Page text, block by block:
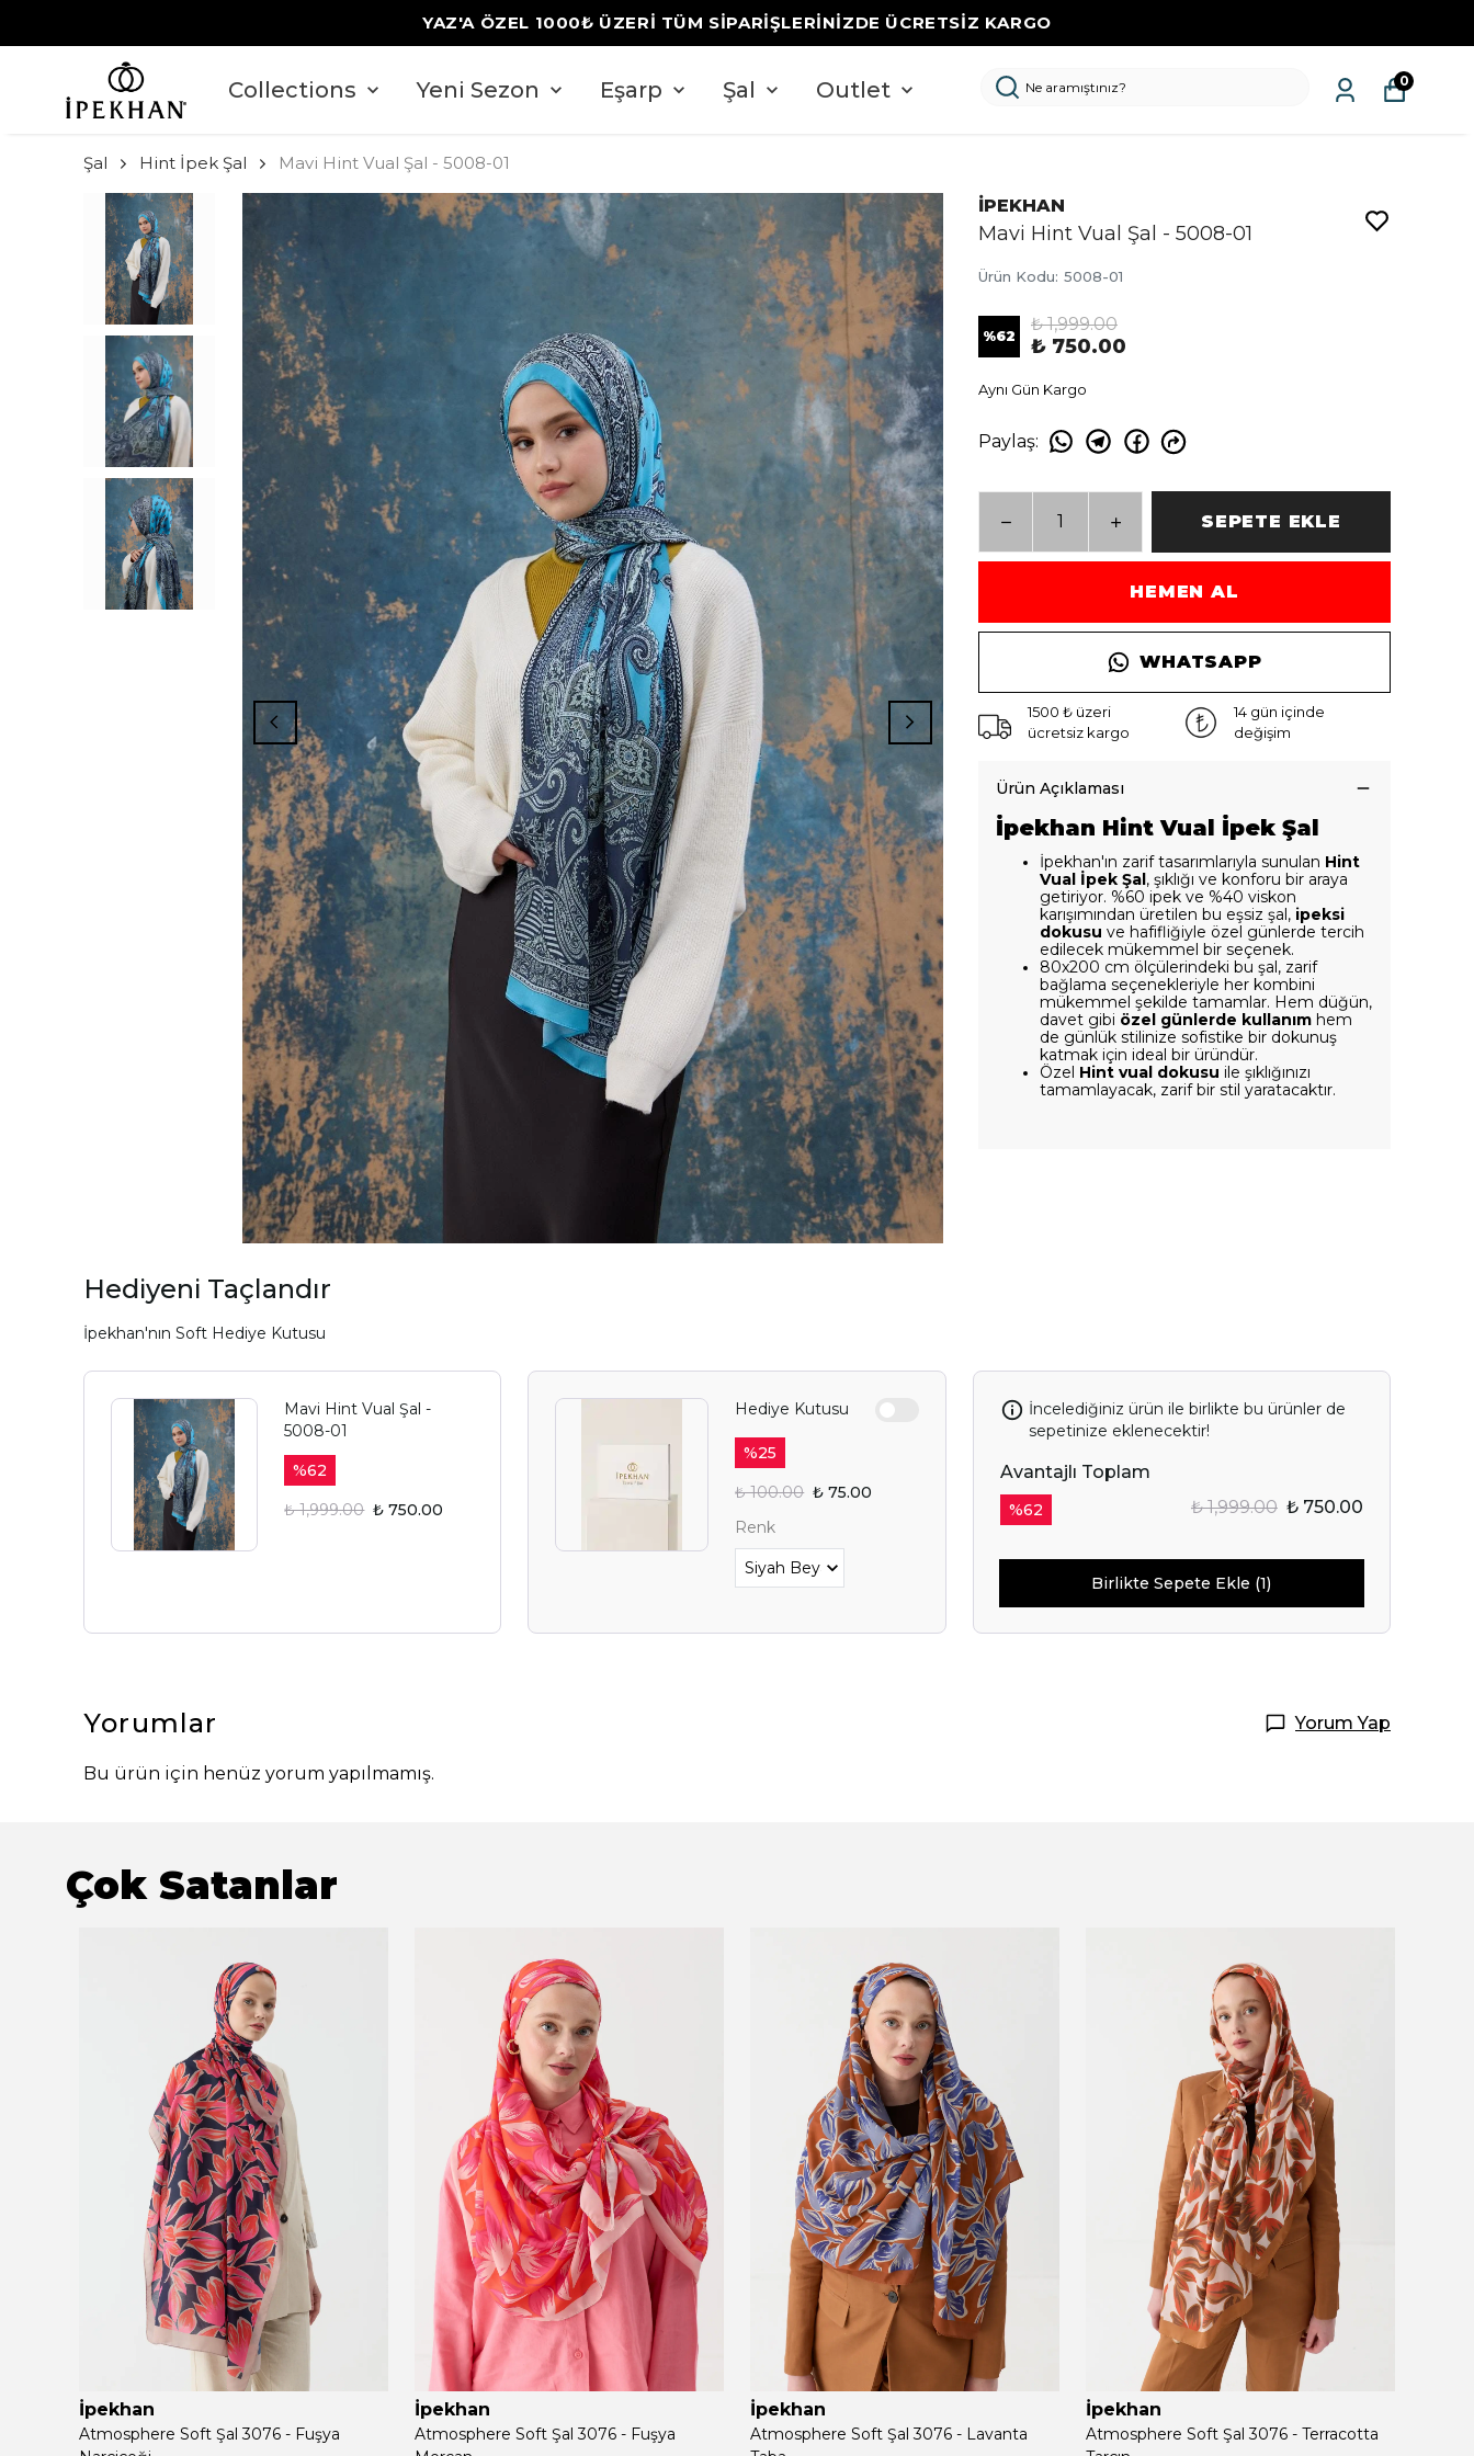
YAZ'A ÖZEL 1000₺ ÜZERİ TÜM SİPARİŞLERİNİZDE ÜCRETSİZ KARGO
Collections Yeni Sezon Eşarp Şal Outlet 0
Şal Hint İpek Şal Mavi Hint Vual Şal - 5008-01
İPEKHAN
Mavi Hint Vual Şal - 5008-01
Ürün Kodu: 5008-01
%62
₺ 1,999.00
₺ 750.00
Aynı Gün Kargo
Paylaş:
SEPETE EKLE
HEMEN AL
WHATSAPP
1500 ₺ üzeri
ücretsiz kargo
14 gün içinde
değişim
Ürün Açıklaması
İpekhan Hint Vual İpek Şal
İpekhan'ın zarif tasarımlarıyla sunulan Hint
Vual İpek Şal, şıklığı ve konforu bir araya
getiriyor. %60 ipek ve %40 viskon
karışımından üretilen bu eşsiz şal, ipeksi
dokusu ve hafifliğiyle özel günlerde tercih
edilecek mükemmel bir seçenek.
80x200 cm ölçülerindeki bu şal, zarif
bağlama seçenekleriyle her kombini
mükemmel şekilde tamamlar. Hem düğün,
davet gibi özel günlerde kullanım hem
de günlük stilinize sofistike bir dokunuş
katmak için ideal bir üründür.
Özel Hint vual dokusu ile şıklığınızı
tamamlayacak, zarif bir stil yaratacaktır.
Hediyeni Taçlandır
İpekhan'nın Soft Hediye Kutusu
Mavi Hint Vual Şal -
5008-01
%62
₺ 1,999.00 ₺ 750.00
Hediye Kutusu
%25
₺ 100.00 ₺ 75.00
Renk
İncelediğiniz ürün ile birlikte bu ürünler de
sepetinize eklenecektir!
Avantajlı Toplam
%62 ₺ 1,999.00 ₺ 750.00
Birlikte Sepete Ekle (1)
Yorumlar Yorum Yap
Bu ürün için henüz yorum yapılmamış.
Çok Satanlar
İpekhan
Atmosphere Soft Şal 3076 - Fuşya
İpekhan
Atmosphere Soft Şal 3076 - Fuşya
İpekhan
Atmosphere Soft Şal 3076 - Lavanta
İpekhan
Atmosphere Soft Şal 3076 - Terracotta
YAZ FIRSATIN SENİ
Alışverişe Başla